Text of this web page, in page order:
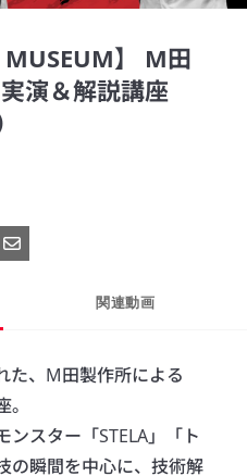
Video
MUSEUM】 M田
演＆解説講座
共有に投稿
電子メールで共有
関連動画
た、M田製作所による
スター「STELA」「ト
の瞬間を中心に、技術解